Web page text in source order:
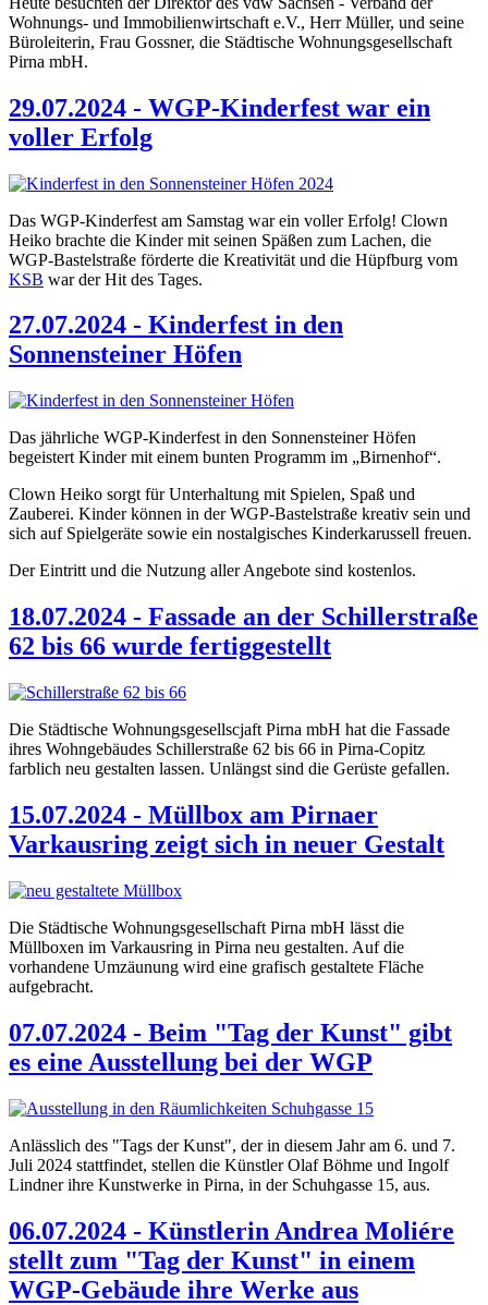
Wohnungs- und Immobilienwirtschaft e.V., Herr Müller, und seine
Büroleiterin, Frau Gossner, die Städtische Wohnungsgesellschaft
Pirna mbH.
29.07.2024 - WGP-Kinderfest war ein
voller Erfolg
Das WGP-Kinderfest am Samstag war ein voller Erfolg! Clown
Heiko brachte die Kinder mit seinen Späßen zum Lachen, die
WGP-Bastelstraße förderte die Kreativität und die Hüpfburg vom
KSB war der Hit des Tages.
27.07.2024 - Kinderfest in den
Sonnensteiner Höfen
Das jährliche WGP-Kinderfest in den Sonnensteiner Höfen
begeistert Kinder mit einem bunten Programm im „Birnenhof“.
Clown Heiko sorgt für Unterhaltung mit Spielen, Spaß und
Zauberei. Kinder können in der WGP-Bastelstraße kreativ sein und
sich auf Spielgeräte sowie ein nostalgisches Kinderkarussell freuen.
Der Eintritt und die Nutzung aller Angebote sind kostenlos.
18.07.2024 - Fassade an der Schillerstraße
62 bis 66 wurde fertiggestellt
Die Städtische Wohnungsgesellscjaft Pirna mbH hat die Fassade
ihres Wohngebäudes Schillerstraße 62 bis 66 in Pirna-Copitz
farblich neu gestalten lassen. Unlängst sind die Gerüste gefallen.
15.07.2024 - Müllbox am Pirnaer
Varkausring zeigt sich in neuer Gestalt
Die Städtische Wohnungsgesellschaft Pirna mbH lässt die
Müllboxen im Varkausring in Pirna neu gestalten. Auf die
vorhandene Umzäunung wird eine grafisch gestaltete Fläche
aufgebracht.
07.07.2024 - Beim "Tag der Kunst" gibt
es eine Ausstellung bei der WGP
Anlässlich des "Tags der Kunst", der in diesem Jahr am 6. und 7.
Juli 2024 stattfindet, stellen die Künstler Olaf Böhme und Ingolf
Lindner ihre Kunstwerke in Pirna, in der Schuhgasse 15, aus.
06.07.2024 - Künstlerin Andrea Moliére
stellt zum "Tag der Kunst" in einem
WGP-Gebäude ihre Werke aus